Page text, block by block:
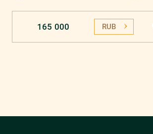
165 000 RUB